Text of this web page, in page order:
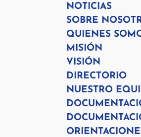
NOTICIAS
SOBRE
QUIENES
MISIÓN
VISIÓN
DIRECTORIO
NUESTRO